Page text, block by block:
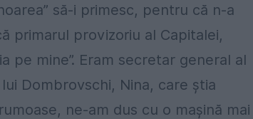
să-i primesc, pentru că n-a
primarul provizoriu al Capitalei,
pe mine”. Eram secretar general al
Dombrovschi, Nina, care ştia
ne-am dus cu o maşină mai